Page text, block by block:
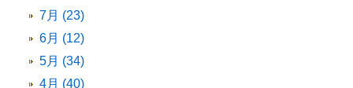
7月 (23)
6月 (12)
5月 (34)
4月 (40)